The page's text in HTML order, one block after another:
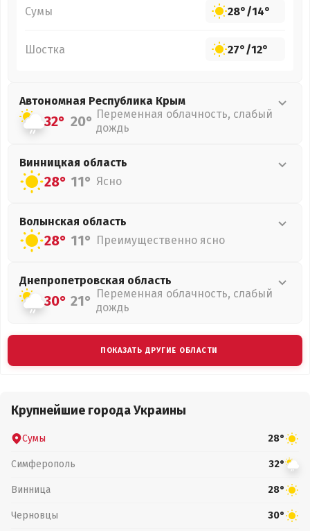
Сумы 28°/14°
Шостка 27°/12°
Автономная Республика Крым
32° 20° Переменная облачность, слабый
дождь
Винницкая область
28° 11° Ясно
Волынская область
28° 11° Преимущественно ясно
Днепропетровская область
30° 21° Переменная облачность, слабый
дождь
ПОКАЗАТЬ ДРУГИЕ ОБЛАСТИ
Крупнейшие города Украины
Сумы 28°
Симферополь 32°
Винница 28°
Черновцы 30°